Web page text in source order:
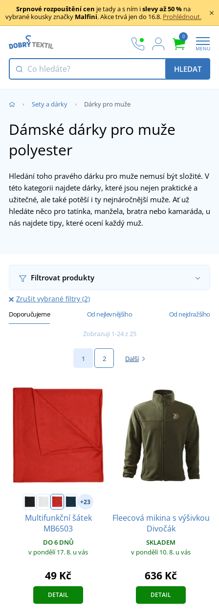
Srpnové rozpouštění cen je tady a s ním islevy až 50 % na
vybrané kousky značky Malfini. Akce trvá jen do 16.8. Prohlédnout.
0
MENU
HLEDAT
Sety a dárky Dárky pro muže
Dámské dárky pro muže
polyester
Hledání toho pravého dárku pro muže nemusí být složité. V
této kategorii najdete dárky, které jsou nejen praktické a
užitečné, ale také potěší i ty nejnáročnější muže. Ať už
hledáte něco pro tatínka, manžela, bratra nebo kamaráda, u
nás najdete tipy, které ocení každý muž.
Filtrovat produkty
Zrušit vybrané filtry (2)
Doporučujeme Od nejlevnějšího Od nejdražšího
Zobrazuji 1-24 z 25
1 2 Další
+23
Multifunkční šátek
MB6503
DO 6 DNŮ
v pondělí 17. 8. u vás
49 Kč
DETAIL
Fleecová mikina s výšivkou
Divočák
SKLADEM
v pondělí 10. 8. u vás
636 Kč
DETAIL